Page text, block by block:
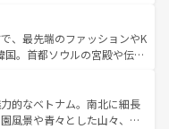
情報
しい。
ており、サーフィンやダイ
トドア好きにはたまらな
力を存分に味わいつくそ
台湾東部など、都市の喧騒
、訪れる人に新しい発見と
、奥深い台湾の食文化も魅
ど、バラエティ豊かな料理
の台湾情報は コンテンツ一覧を参
、最先端のファッションやK
。首都ソウルの宮殿や伝統
々の自然美を楽しむことが
、絶品のストリートフード
っている。夜には、韓国な
的なベトナム。南北に細長
風景や青々とした山々、世